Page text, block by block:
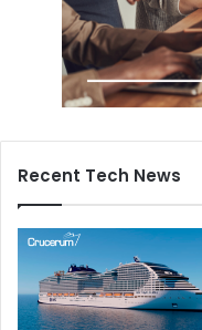
Recent Tech News